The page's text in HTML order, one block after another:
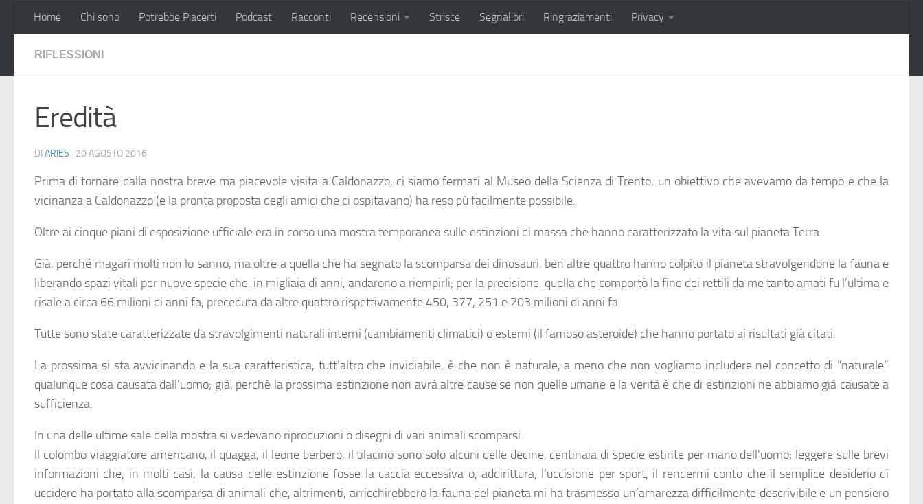
Salta al contenuto
Home Chi sono Potrebbe Piacerti Podcast Racconti Recensioni Strisce Segnalibri Ringraziamenti Privacy
RIFLESSIONI
Eredità
DI ARIES · 20 AGOSTO 2016
Prima di tornare dalla nostra breve ma piacevole visita a Caldonazzo, ci siamo fermati al Museo della Scienza di Trento, un obiettivo che avevamo da tempo e che la
vicinanza a Caldonazzo (e la pronta proposta degli amici che ci ospitavano) ha reso pù facilmente possibile.
Oltre ai cinque piani di esposizione ufficiale era in corso una mostra temporanea sulle estinzioni di massa che hanno caratterizzato la vita sul pianeta Terra.
Già, perché magari molti non lo sanno, ma oltre a quella che ha segnato la scomparsa dei dinosauri, ben altre quattro hanno colpito il pianeta stravolgendone la fauna e
liberando spazi vitali per nuove specie che, in migliaia di anni, andarono a riempirli; per la precisione, quella che comportò la fine dei rettili da me tanto amati fu l’ultima e
risale a circa 66 milioni di anni fa, preceduta da altre quattro rispettivamente 450, 377, 251 e 203 milioni di anni fa.
Tutte sono state caratterizzate da stravolgimenti naturali interni (cambiamenti climatici) o esterni (il famoso asteroide) che hanno portato ai risultati già citati.
La prossima si sta avvicinando e la sua caratteristica, tutt’altro che invidiabile, è che non è naturale, a meno che non vogliamo includere nel concetto di “naturale”
qualunque cosa causata dall’uomo; già, perché la prossima estinzione non avrà altre cause se non quelle umane e la verità è che di estinzioni ne abbiamo già causate a
sufficienza.
In una delle ultime sale della mostra si vedevano riproduzioni o disegni di vari animali scomparsi.
Il colombo viaggiatore americano, il quagga, il leone berbero, il tilacino sono solo alcuni delle decine, centinaia di specie estinte per mano dell’uomo; leggere sulle brevi
informazioni che, in molti casi, la causa delle estinzione fosse la caccia eccessiva o, addirittura, l’uccisione per sport, il rendermi conto che il semplice desiderio di
uccidere ha portato alla scomparsa di animali che, altrimenti, arricchirebbero la fauna del pianeta mi ha trasmesso un’amarezza difficilmente descrivibile e un pensiero